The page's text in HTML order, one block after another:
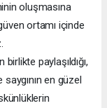
oluşmasına
ortamı içinde
paylaşıldığı,
en güzel